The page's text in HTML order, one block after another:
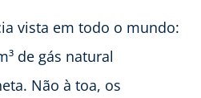
vista em todo o mundo:
de gás natural
Não à toa, os